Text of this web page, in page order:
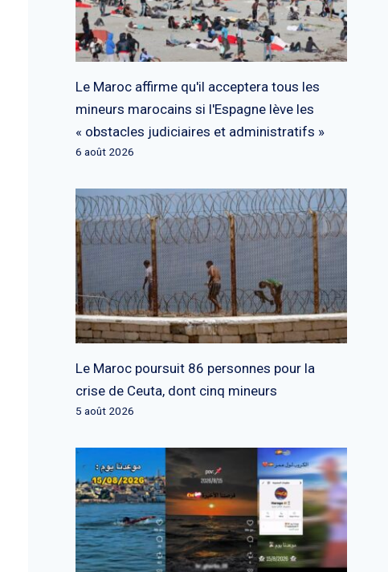
Le Maroc affirme qu'il acceptera tous les
mineurs marocains si l'Espagne lève les
« obstacles judiciaires et administratifs »
6 août 2026
Le Maroc poursuit 86 personnes pour la
crise de Ceuta, dont cinq mineurs
5 août 2026